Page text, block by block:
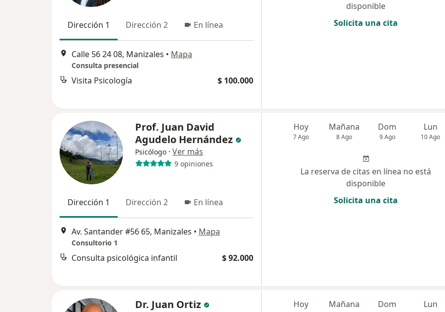
Dirección 1 Dirección 2 En línea
Calle 56 24 08, Manizales • Mapa
Consulta presencial
Visita Psicología $ 100.000
disponible
Solicita una cita
Prof. Juan David
Agudelo Hernández
Psicólogo · Ver más
9 opiniones
Dirección 1 Dirección 2 En línea
Av. Santander #56 65, Manizales • Mapa
Consultorio 1
Consulta psicológica infantil $ 92.000
Hoy
7 Ago
Mañana
8 Ago
Dom
9 Ago
Lun
10 Ago
La reserva de citas en línea no está
disponible
Solicita una cita
Dr. Juan Ortiz Hoy Mañana Dom Lun